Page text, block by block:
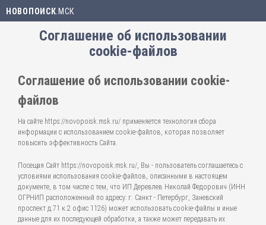
НОВОПОИСК .МСК
Соглашение об использовании
cookie-файлов
Соглашение об использовании cookie-
файлов
На сайте https://novopoisk.msk.ru/ применяется технология сбора
информации с использованием cookie-файлов, которая позволяет
повысить эффективность Сайта.
Посещая Сайт https://novopoisk.msk.ru/, Вы - пользователь соглашаетесь с
условиями использования cookie-файлов, описанными в настоящем
документе, в том числе с тем, что ИП Деревлев Николай Федорович (ИНН
ОГРНИП расположенный по адресу: г. Санкт - Петербург, Заневский
проспект д.71 к.2 офис 1126) может использовать cookie-файлы и иные
данные для их последующей обработки, а также может передавать их